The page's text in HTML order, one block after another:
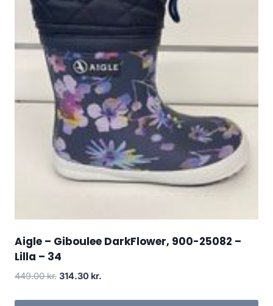
Aigle – Giboulee DarkFlower, 900-25082 –
Lilla – 34
449.00kr. Den
314.30 kr.